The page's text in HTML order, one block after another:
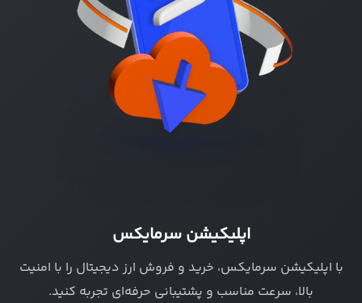
اپلیکیشن سرمایکس
با اپلیکیشن سرمایکس، خرید و فروش ارز دیجیتال را با امنیت
بالا، سرعت مناسب و پشتیبانی حرفه‌ای تجربه کنید.